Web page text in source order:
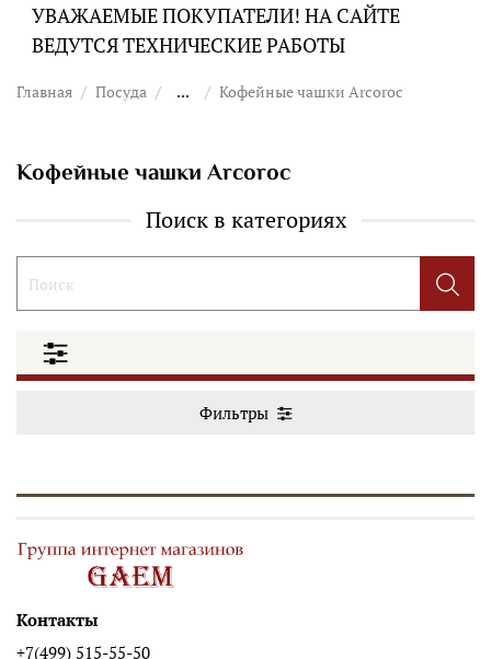
УВАЖАЕМЫЕ ПОКУПАТЕЛИ! НА САЙТЕ
ВЕДУТСЯ ТЕХНИЧЕСКИЕ РАБОТЫ
Главная Посуда ... Кофейные чашки Arcoroc
Кофейные чашки Arcoroc
Поиск в категориях
Фильтры
Контакты
+7(499) 515-55-50